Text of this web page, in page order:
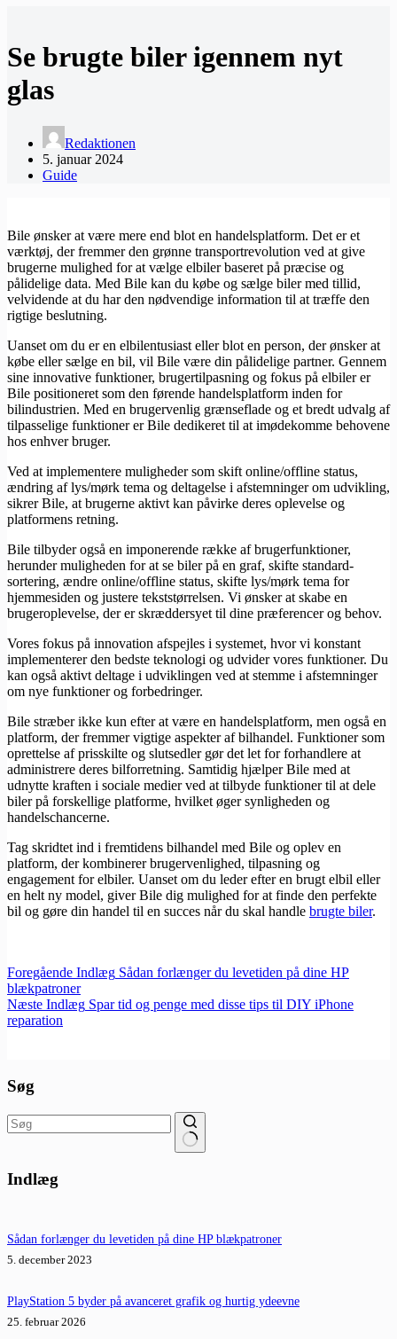
Se brugte biler igennem nyt
glas
Redaktionen
5. januar 2024
Guide
Bile ønsker at være mere end blot en handelsplatform. Det er et
værktøj, der fremmer den grønne transportrevolution ved at give
brugerne mulighed for at vælge elbiler baseret på præcise og
pålidelige data. Med Bile kan du købe og sælge biler med tillid,
velvidende at du har den nødvendige information til at træffe den
rigtige beslutning.
Uanset om du er en elbilentusiast eller blot en person, der ønsker at
købe eller sælge en bil, vil Bile være din pålidelige partner. Gennem
sine innovative funktioner, brugertilpasning og fokus på elbiler er
Bile positioneret som den førende handelsplatform inden for
bilindustrien. Med en brugervenlig grænseflade og et bredt udvalg af
tilpasselige funktioner er Bile dedikeret til at imødekomme behovene
hos enhver bruger.
Ved at implementere muligheder som skift online/offline status,
ændring af lys/mørk tema og deltagelse i afstemninger om udvikling,
sikrer Bile, at brugerne aktivt kan påvirke deres oplevelse og
platformens retning.
Bile tilbyder også en imponerende række af brugerfunktioner,
herunder muligheden for at se biler på en graf, skifte standard-
sortering, ændre online/offline status, skifte lys/mørk tema for
hjemmesiden og justere tekststørrelsen. Vi ønsker at skabe en
brugeroplevelse, der er skræddersyet til dine præferencer og behov.
Vores fokus på innovation afspejles i systemet, hvor vi konstant
implementerer den bedste teknologi og udvider vores funktioner. Du
kan også aktivt deltage i udviklingen ved at stemme i afstemninger
om nye funktioner og forbedringer.
Bile stræber ikke kun efter at være en handelsplatform, men også en
platform, der fremmer vigtige aspekter af bilhandel. Funktioner som
oprettelse af prisskilte og slutsedler gør det let for forhandlere at
administrere deres bilforretning. Samtidig hjælper Bile med at
udnytte kraften i sociale medier ved at tilbyde funktioner til at dele
biler på forskellige platforme, hvilket øger synligheden og
handelschancerne.
Tag skridtet ind i fremtidens bilhandel med Bile og oplev en
platform, der kombinerer brugervenlighed, tilpasning og
engagement for elbiler. Uanset om du leder efter en brugt elbil eller
en helt ny model, giver Bile dig mulighed for at finde den perfekte
bil og gøre din handel til en succes når du skal handle brugte biler.
Foregående Indlæg Sådan forlænger du levetiden på dine HP
blækpatroner
Næste Indlæg Spar tid og penge med disse tips til DIY iPhone
reparation
Søg
resultater
Indlæg
Sådan forlænger du levetiden på dine HP blækpatroner
5. december 2023
PlayStation 5 byder på avanceret grafik og hurtig ydeevne
25. februar 2026